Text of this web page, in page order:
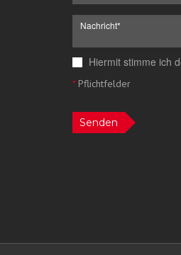
Hiermit stimme ich
*Pflichtfelder
Senden